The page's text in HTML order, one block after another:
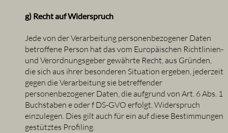
g) Recht auf Widerspruch
Jede von der Verarbeitung personenbezogener Daten
betroffene Person hat das vom Europäischen Richtlinien-
und Verordnungsgeber gewährte Recht, aus Gründen,
die sich aus ihrer besonderen Situation ergeben, jederzeit
gegen die Verarbeitung sie betreffender
personenbezogener Daten, die aufgrund von Art. 6 Abs. 1
Buchstaben e oder f DS-GVO erfolgt, Widerspruch
einzulegen. Dies gilt auch für ein auf diese Bestimmungen
gestütztes Profiling.